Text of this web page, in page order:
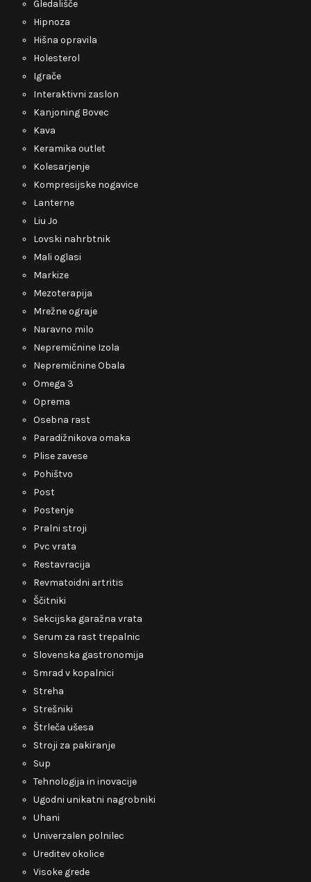
Gledališče
Hipnoza
Hišna opravila
Holesterol
Igrače
Interaktivni zaslon
Kanjoning Bovec
Kava
Keramika outlet
Kolesarjenje
Kompresijske nogavice
Lanterne
Liu Jo
Lovski nahrbtnik
Mali oglasi
Markize
Mezoterapija
Mrežne ograje
Naravno milo
Nepremičnine Izola
Nepremičnine Obala
Omega 3
Oprema
Osebna rast
Paradižnikova omaka
Plise zavese
Pohištvo
Post
Postenje
Pralni stroji
Pvc vrata
Restavracija
Revmatoidni artritis
Ščitniki
Sekcijska garažna vrata
Serum za rast trepalnic
Slovenska gastronomija
Smrad v kopalnici
Streha
Strešniki
Štrleča ušesa
Stroji za pakiranje
Sup
Tehnologija in inovacije
Ugodni unikatni nagrobniki
Uhani
Univerzalen polnilec
Ureditev okolice
Visoke grede